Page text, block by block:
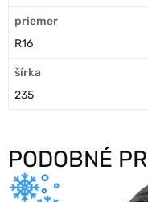
priemer
R16
šírka
235
PODOBNÉ